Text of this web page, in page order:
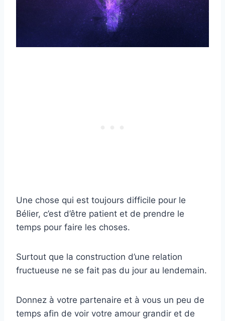
Une chose qui est toujours difficile pour le
Bélier, c’est d’être patient et de prendre le
temps pour faire les choses.
Surtout que la construction d’une relation
fructueuse ne se fait pas du jour au lendemain.
Donnez à votre partenaire et à vous un peu de
temps afin de voir votre amour grandir et de